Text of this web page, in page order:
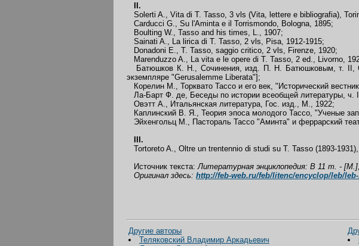
II.
Solerti A., Vita di T. Tasso, 3 vls (Vita, lettere e bibliografia),
Carducci G., Su l'Aminta e il Torrismondo, Bologna, 1895;
Boulting W., Tasso and his times, L., 1907;
Sainati A., La lirica di T. Tasso, 2 vls, Pisa, 1912-1915;
Donadoni E., T. Tasso, saggio critico, 2 vls, Firenze, 1920;
Marenduzzo A., La vita e le opere di T. Tasso, 2 ed., Livorno,
Батюшков К. Н., Сочинения, изд. П. Н. Батюшковым, т. II,
экземпляре "Gerusalemme Liberata"];
Корелин М., Торквато Тассо и его век, "Исторический
Ла-Барт Ф. де, Беседы по истории всеобщей литературы, ч.
Овэтт А., Итальянская литература, Гос. изд., М., 1922;
Каплинский В. Я., Теория эпоса молодого Тассо, "Ученые
Эйхенгольц М., Пастораль Тассо "Аминта" и феррарский
III.
Tortoreto A., Oltre un trentennio di studi su T. Tasso (1893-1931),
Источник текста: Литературная энциклопедия: В 11 т. -
Оригинал здесь: http://feb-web.ru/feb/litenc/encyclop/leb/leb-
Другие авторы
Теляковский Владимир Аркадьевич